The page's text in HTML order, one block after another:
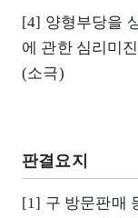
[4] 양형부당을
에 관한 심리미
(소극)
판결요지
[1] 구 방문판매